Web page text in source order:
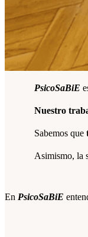
PsicoSaBiE
Nuestro
Sabemos que
Asimismo, la
En PsicoSaBiE